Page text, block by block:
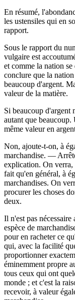
En résumé,
les ustensiles qui en
rapport.
Sous le rapport du
vulgaire est
et comme la nation
conclure que la
beaucoup d'argent.
valeur de la matière.
Si beaucoup d'argent
autant que beaucoup.
même valeur en
Non, ajoute-t-on, à
marchandise. —
explication. On verra,
fait qu'en général, à
marchandises. On
procurer les choses
deux.
Il n'est pas
espèce de
pour en racheter ce
qui, avec la facilité
proportionner
éminemment propre
tous ceux qui ont
monde ; et c'est la
recevoir, à valeur